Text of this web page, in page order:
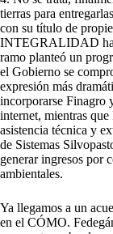
tierras para
con su título de
INTEGRALIDAD
ramo planteó un
el Gobierno se
expresión más
incorporarse
internet, mientras
asistencia técnica y
de Sistemas
generar ingresos por
ambientales.
Ya llegamos a un
en el CÓMO.